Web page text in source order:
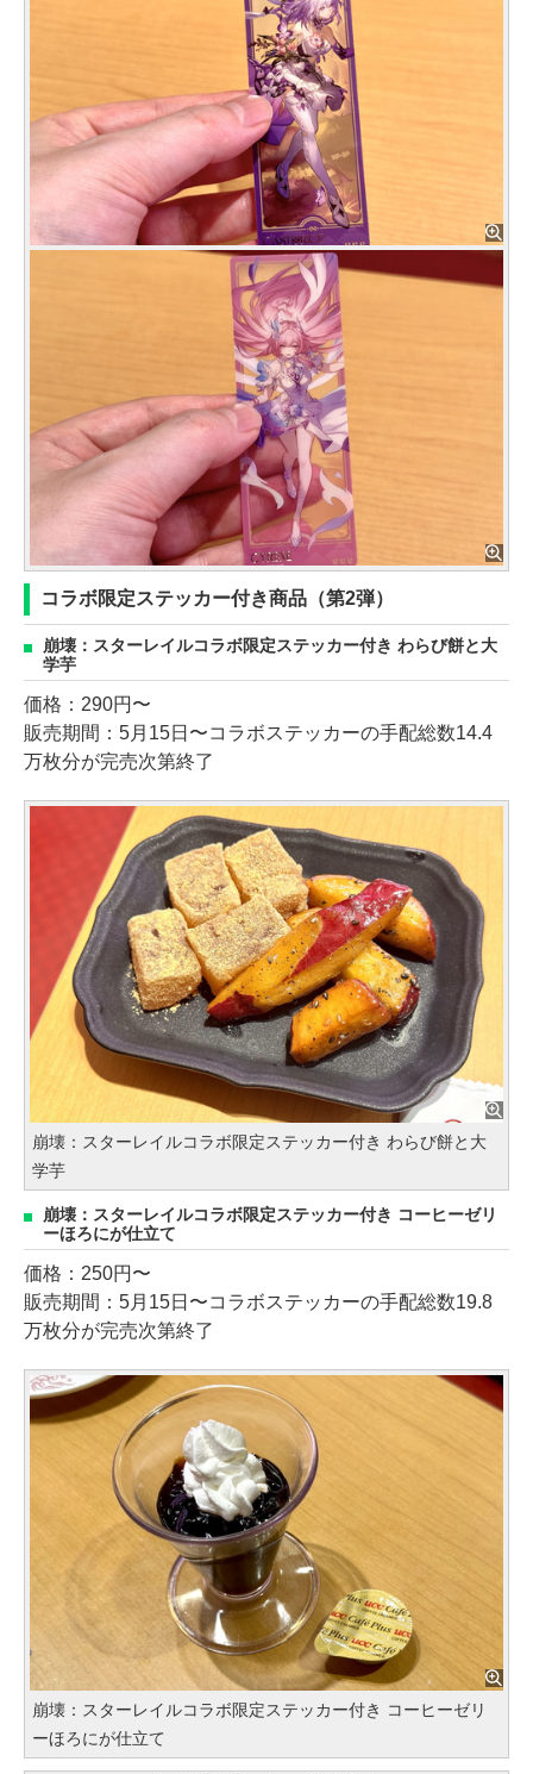
コラボ限定ステッカー付き商品（第2弾）
崩壊：スターレイルコラボ限定ステッカー付き わらび餅と大
学芋
価格：290円〜
販売期間：5月15日〜コラボステッカーの手配総数14.4
万枚分が完売次第終了
崩壊：スターレイルコラボ限定ステッカー付き わらび餅と大
学芋
崩壊：スターレイルコラボ限定ステッカー付き コーヒーゼリ
ーほろにが仕立て
価格：250円〜
販売期間：5月15日〜コラボステッカーの手配総数19.8
万枚分が完売次第終了
崩壊：スターレイルコラボ限定ステッカー付き コーヒーゼリ
ーほろにが仕立て